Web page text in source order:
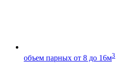
объем парных от 8 до 16м3